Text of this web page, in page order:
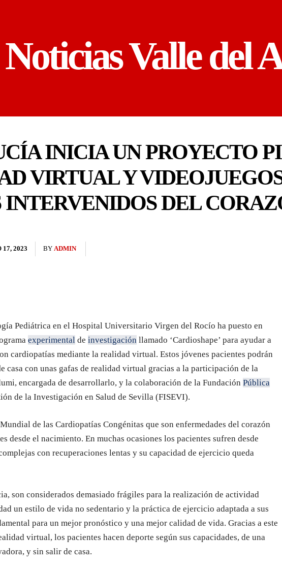
Noticias Valle del
INICIA UN PROYECTO
VIRTUAL Y
INTERVENIDOS DEL
17, 2023 BY ADMIN
Pediátrica en el Hospital Universitario Virgen del Rocío ha puesto en
experimental de investigación llamado ‘Cardioshape’ para ayudar a
cardiopatías mediante la realidad virtual. Estos jóvenes pacientes podrán
casa con unas gafas de realidad virtual gracias a la participación de la
encargada de desarrollarlo, y la colaboración de la Fundación Pública
de la Investigación en Salud de Sevilla (FISEVI).
de las Cardiopatías Congénitas que son enfermedades del corazón
desde el nacimiento. En muchas ocasiones los pacientes sufren desde
con recuperaciones lentas y su capacidad de ejercicio queda
son considerados demasiado frágiles para la realización de actividad
un estilo de vida no sedentario y la práctica de ejercicio adaptada a sus
para un mejor pronóstico y una mejor calidad de vida. Gracias a este
virtual, los pacientes hacen deporte según sus capacidades, de una
y sin salir de casa.